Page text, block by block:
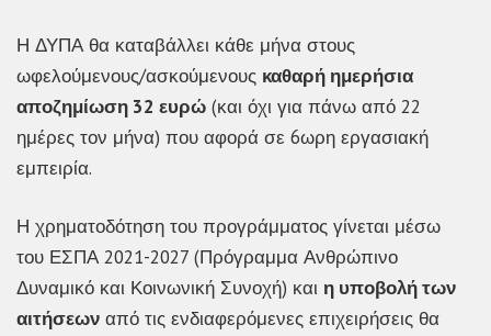
Η ΔΥΠΑ θα καταβάλλει κάθε μήνα στους
ωφελούμενους/ασκούμενους καθαρή ημερήσια
αποζημίωση 32 ευρώ (και όχι για πάνω από 22
ημέρες τον μήνα) που αφορά σε 6ωρη εργασιακή
εμπειρία.
Η χρηματοδότηση του προγράμματος γίνεται μέσω
του ΕΣΠΑ 2021-2027 (Πρόγραμμα Ανθρώπινο
Δυναμικό και Κοινωνική Συνοχή) και η υποβολή των
αιτήσεων από τις ενδιαφερόμενες επιχειρήσεις θα